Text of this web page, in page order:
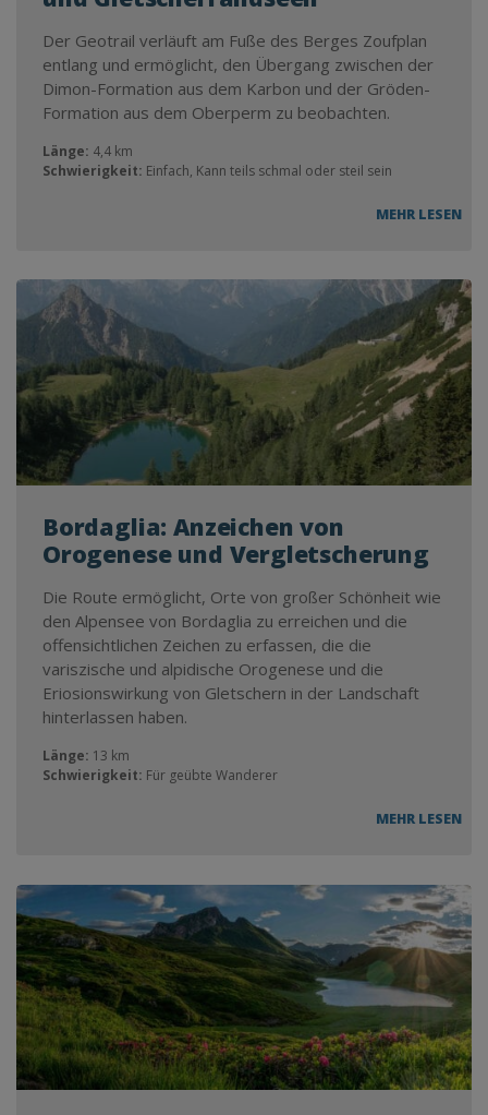
Der Geotrail verläuft am Fuße des Berges Zoufplan
entlang und ermöglicht, den Übergang zwischen der
Dimon-Formation aus dem Karbon und der Gröden-
Formation aus dem Oberperm zu beobachten.
Länge: 4,4 km
Schwierigkeit: Einfach, Kann teils schmal oder steil sein
MEHR LESEN
Bordaglia: Anzeichen von
Orogenese und Vergletscherung
Die Route ermöglicht, Orte von großer Schönheit wie
den Alpensee von Bordaglia zu erreichen und die
offensichtlichen Zeichen zu erfassen, die die
variszische und alpidische Orogenese und die
Eriosionswirkung von Gletschern in der Landschaft
hinterlassen haben.
Länge: 13 km
Schwierigkeit: Für geübte Wanderer
MEHR LESEN